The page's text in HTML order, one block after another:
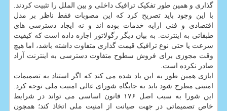
گذاری و همین طور تفکیک ترافیک داخلی و بین الملل را تثبیت کردند.
با این وجود باید تصریح کرد که این مصوبات فقط ناظر بر مدل
اقتصادی و فنی ارایه خدمات بوده اند و نه ایجاد دسترسی های
طبقاتی به اینترنت. به بیان دیگر رگولاتور اجازه داده است که کیفیت
سرعت یا حتی نوع ترافیک قیمت گذاری متفاوت داشته باشد، اما هیچ
وقت مجوزی برای فروش سطوح متفاوت دسترسی به اینترنت آزاد
صادر نکرده است.
ایازی همین طور به این یاد شده می کند که اگر استناد به تصمیمات
امنیتی مطرح شود باید به جایگاه شورای عالی امنیت ملی توجه کرد.
این شورا به سبب اصل ۱۷۶ قانون اساسی می تواند در شرایط
خاص تصمیماتی در جهت صیانت از امنیت ملی اتخاذ کند؛ همچون